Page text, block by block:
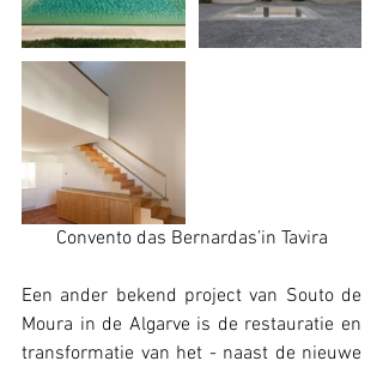
Convento das Bernardas’in Tavira
Een ander bekend project van Souto de
Moura in de Algarve is de restauratie en
transformatie van het - naast de nieuwe